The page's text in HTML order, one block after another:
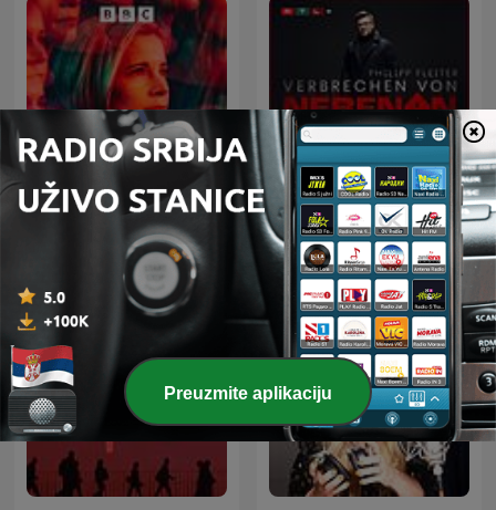
Lady Killers with Lucy
Worsley
Verbrechen von nebenan:
True Crime aus der
Nachbarschaft
Preuzmite aplikaciju